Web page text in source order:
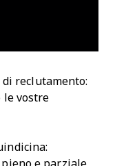
reclutamento:
le vostre
e parziale,